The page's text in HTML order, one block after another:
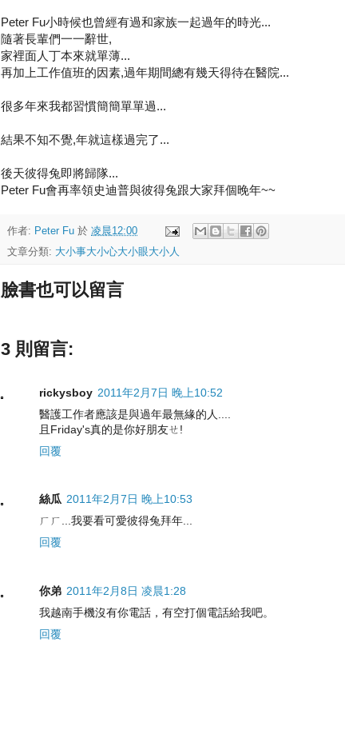
Peter Fu小時候也曾經有過和家族一起過年的時光...
隨著長輩們一一辭世,
家裡面人丁本來就單薄...
再加上工作值班的因素,過年期間總有幾天得待在醫院...
很多年來我都習慣簡簡單單過...
結果不知不覺,年就這樣過完了...
後天彼得兔即將歸隊...
Peter Fu會再率領史迪普與彼得兔跟大家拜個晚年~~
作者: Peter Fu 於 凌晨12:00
文章分類: 大小事大小心大小眼大小人
臉書也可以留言
3 則留言:
rickysboy 2011年2月7日 晚上10:52
醫護工作者應該是與過年最無緣的人....
且Friday's真的是你好朋友ㄝ!
回覆
絲瓜 2011年2月7日 晚上10:53
ㄏㄏ...我要看可愛彼得兔拜年...
回覆
你弟 2011年2月8日 凌晨1:28
我越南手機沒有你電話，有空打個電話給我吧。
回覆